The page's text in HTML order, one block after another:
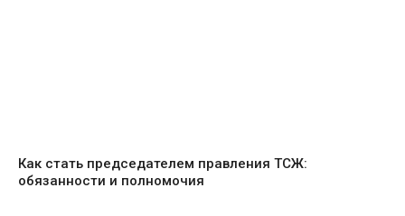
Как стать председателем правления ТСЖ:
обязанности и полномочия